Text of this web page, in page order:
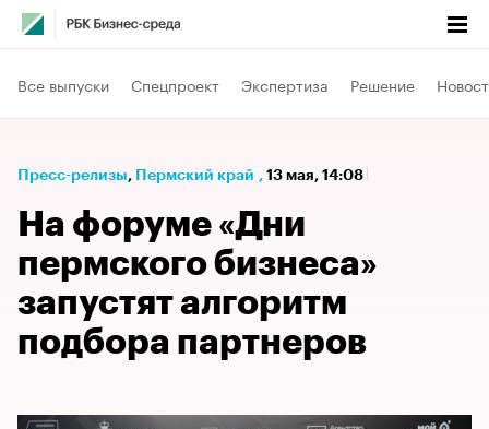
Все выпуски Спецпроект Экспертиза Решение
Пресс-релизы⁠, Пермский край , 13 мая, 14:08
На форуме «Дни
пермского бизнеса»
запустят алгоритм
подбора партнеров